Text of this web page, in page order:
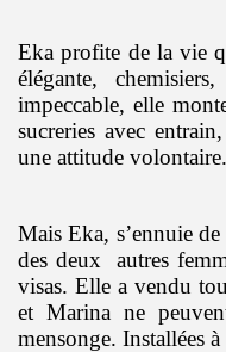
Eka profite de la vie
élégante,
impeccable, elle
sucreries avec
une attitude volontaire.
Mais Eka, s’ennuie
des deux
autres
visas. Elle a vendu
et Marina ne
mensonge. Installées